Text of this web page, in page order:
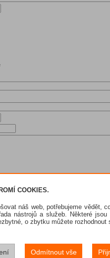
COOKIES.
náš web, potřebujeme vědět,
nástrojů a služeb. Některé jsou
o zbytku můžete rozhodnout
Odmítnout vše